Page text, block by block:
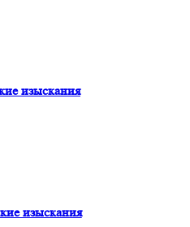
изыскания
изыскания